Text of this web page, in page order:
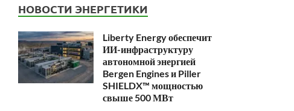
НОВОСТИ ЭНЕРГЕТИКИ
Liberty Energy обеспечит
ИИ-инфраструктуру
автономной энергией
Bergen Engines и Piller
SHIELDX™ мощностью
свыше 500 МВт